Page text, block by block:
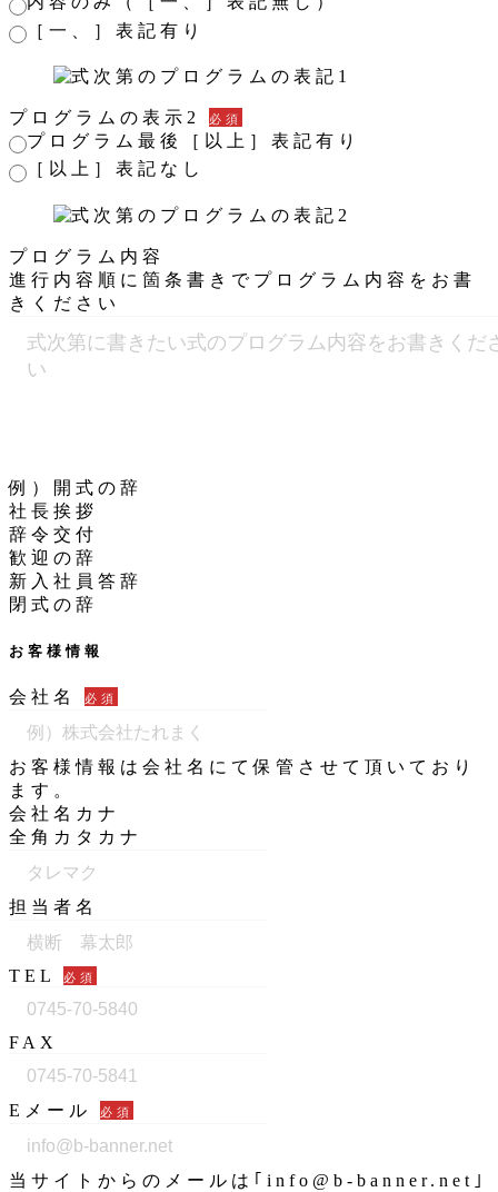
［一、］表記有り
プログラムの表示2 必須
プログラム最後［以上］表記有り
［以上］表記なし
プログラム内容
進行内容順に箇条書きでプログラム内容をお書
きください
例）開式の辞
社長挨拶
辞令交付
歓迎の辞
新入社員答辞
閉式の辞
お客様情報
会社名 必須
お客様情報は会社名にて保管させて頂いており
ます。
会社名カナ
全角カタカナ
担当者名
TEL 必須
FAX
Eメール 必須
当サイトからのメールは｢info@b-banner.net｣